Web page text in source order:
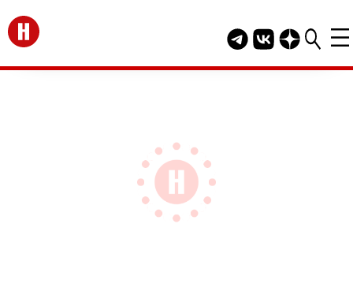
Перейти на главную
Telegram канал
Группа HELLO
Канал